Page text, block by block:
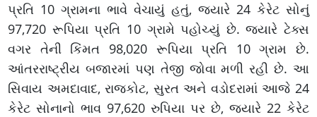
પ્રતિ 10 ગ્રામના ભાવે વેચાયું હતું, જ્યારે 24 કેરેટ સોનું
97,720 રૂપિયા પ્રતિ 10 ગ્રામે પહોચ્યું છે. જ્યારે ટેક્સ
વગર તેની કિંમત 98,020 રૂપિયા પ્રતિ 10 ગ્રામ છે.
આંતરરાષ્ટ્રીય બજારમાં પણ તેજી જોવા મળી રહી છે. આ
સિવાય અમદાવાદ, રાજકોટ, સુરત અને વડોદરામાં આજે 24
કેરેટ સોનાનો ભાવ 97,620 રુપિયા પર છે, જ્યારે 22 કેરેટ